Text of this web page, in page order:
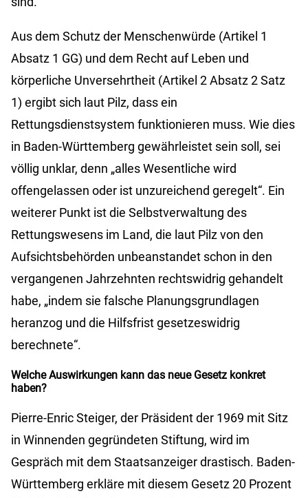
Aus dem Schutz der Menschenwürde (Artikel 1
Absatz 1 GG) und dem Recht auf Leben und
körperliche Unversehrtheit (Artikel 2 Absatz 2 Satz
1) ergibt sich laut Pilz, dass ein
Rettungsdienstsystem funktionieren muss. Wie dies
in Baden-Württemberg gewährleistet sein soll, sei
völlig unklar, denn „alles Wesentliche wird
offengelassen oder ist unzureichend geregelt“. Ein
weiterer Punkt ist die Selbstverwaltung des
Rettungswesens im Land, die laut Pilz von den
Aufsichtsbehörden unbeanstandet schon in den
vergangenen Jahrzehnten rechtswidrig gehandelt
habe, „indem sie falsche Planungsgrundlagen
heranzog und die Hilfsfrist gesetzeswidrig
berechnete“.
Welche Auswirkungen kann das neue Gesetz konkret
haben?
Pierre-Enric Steiger, der Präsident der 1969 mit Sitz
in Winnenden gegründeten Stiftung, wird im
Gespräch mit dem Staatsanzeiger drastisch. Baden-
Württemberg erkläre mit diesem Gesetz 20 Prozent